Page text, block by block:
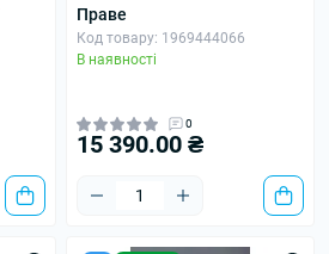
Праве
Код товару: 1969444066
В наявності
0
15 390.00 ₴